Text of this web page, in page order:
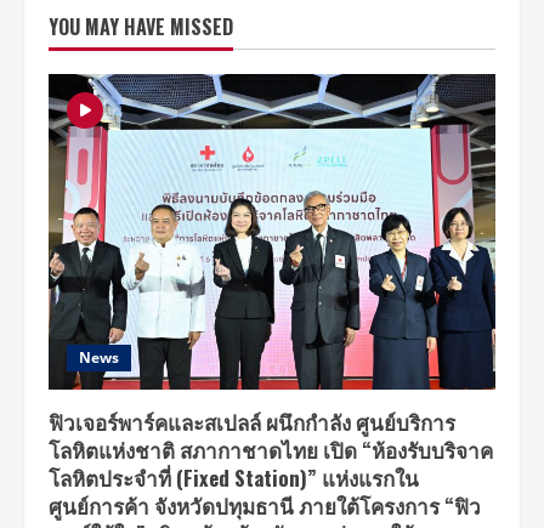
ตัว
พร้อม
กับ
เทศกาล
ดนตรี
ฉีก
กรอบ
“อัล
เต
อร์
เฟส
ดิวัล
๒๕๖๑”
ตอน
“เลี้ยง
รุ่น”
YOU MAY HAVE MISSED
News
ฟิวเจอร์พาร์คและสเปลล์ ผนึกกำลัง ศูนย์บริการ
โลหิตแห่งชาติ สภากาชาดไทย เปิด “ห้องรับบริจาค
โลหิตประจำที่ (Fixed Station)” แห่งแรกใน
ศูนย์การค้า จังหวัดปทุมธานี ภายใต้โครงการ “ฟิว